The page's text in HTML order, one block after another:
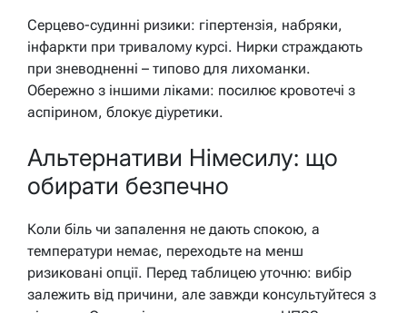
Серцево-судинні ризики: гіпертензія, набряки,
інфаркти при тривалому курсі. Нирки страждають
при зневодненні – типово для лихоманки.
Обережно з іншими ліками: посилює кровотечі з
аспірином, блокує діуретики.
Альтернативи Німесилу: що
обирати безпечно
Коли біль чи запалення не дають спокою, а
температури немає, переходьте на менш
ризиковані опції. Перед таблицею уточню: вибір
залежить від причини, але завжди консультуйтеся з